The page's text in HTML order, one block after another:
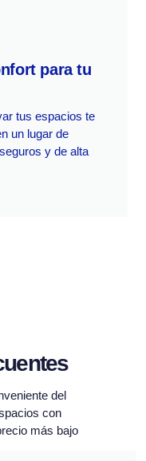
para tu
tus espacios te
un lugar de
y de alta
del
con
más bajo